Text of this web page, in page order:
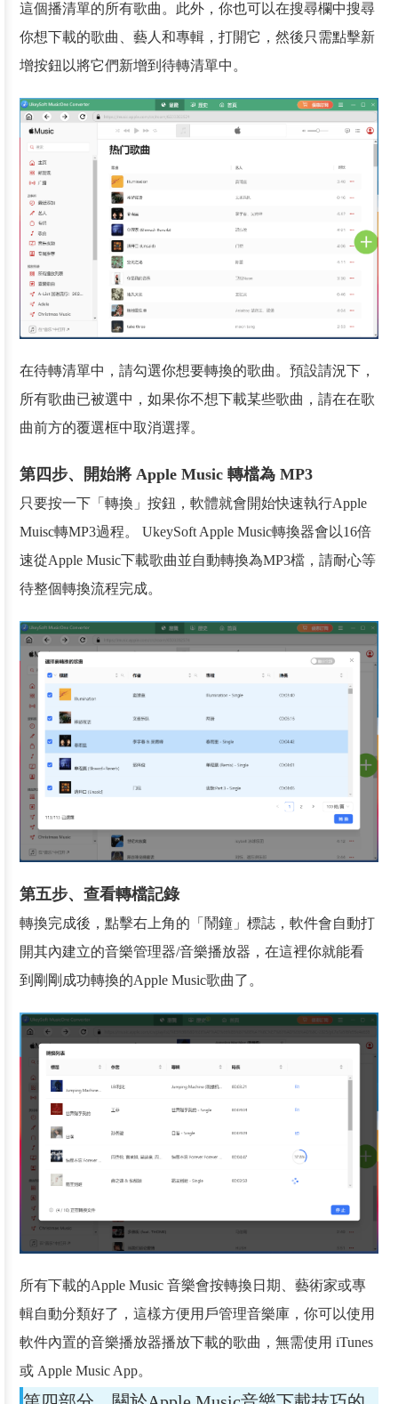
這個播清單的所有歌曲。此外，你也可以在搜尋欄中搜尋
你想下載的歌曲、藝人和專輯，打開它，然後只需點擊新
增按鈕以將它們新增到待轉清單中。
在待轉清單中，請勾選你想要轉換的歌曲。預設請況下，
所有歌曲已被選中，如果你不想下載某些歌曲，請在在歌
曲前方的覆選框中取消選擇。
第四步、開始將 Apple Music 轉檔為 MP3
只要按一下「轉換」按鈕，軟體就會開始快速執行Apple
Muisc轉MP3過程。 UkeySoft Apple Music轉換器會以16倍
速從Apple Music下載歌曲並自動轉換為MP3檔，請耐心等
待整個轉換流程完成。
第五步、查看轉檔記錄
轉換完成後，點擊右上角的「鬧鐘」標誌，軟件會自動打
開其內建立的音樂管理器/音樂播放器，在這裡你就能看
到剛剛成功轉換的Apple Music歌曲了。
所有下載的Apple Music 音樂會按轉換日期、藝術家或專
輯自動分類好了，這樣方便用戶管理音樂庫，你可以使用
軟件內置的音樂播放器播放下載的歌曲，無需使用 iTunes
或 Apple Music App。